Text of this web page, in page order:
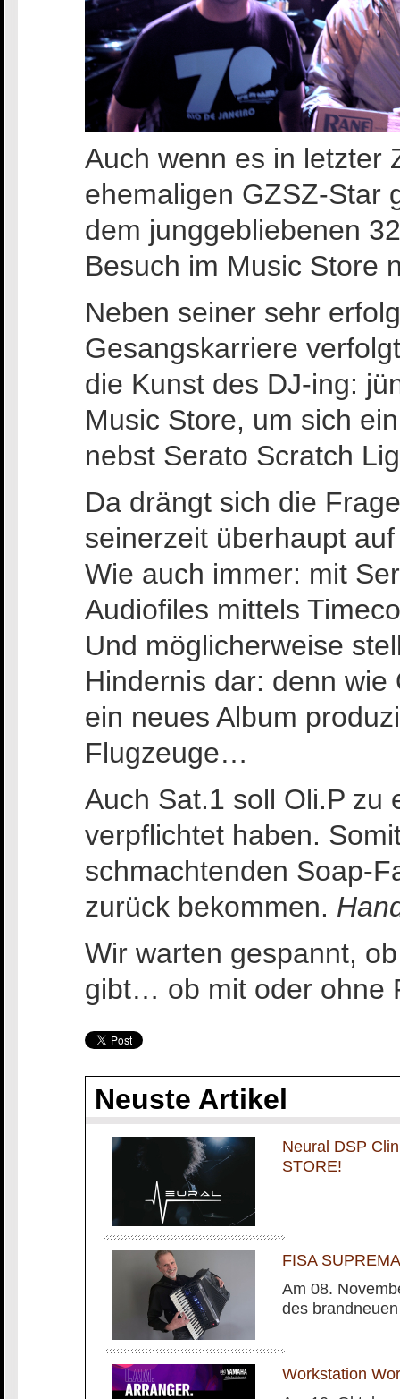
Auch wenn es in letzter
ehemaligen GZSZ-Star
dem junggebliebenen
Besuch im Music Store
Neben seiner sehr
Gesangskarriere
die Kunst des DJ-ing:
Music Store, um sich
nebst Serato Scratch
Da drängt sich die
seinerzeit überhaupt
Wie auch immer: mit
Audiofiles mittels
Und möglicherweise
Hindernis dar: denn
ein neues Album
Flugzeuge…
Auch Sat.1 soll Oli.P zu
verpflichtet haben.
schmachtenden Soap-
zurück bekommen.
Wir warten gespannt,
gibt… ob mit oder ohne
Neuste Artikel
Neural DSP
STORE!
FISA
Am 08.
des
Workstation